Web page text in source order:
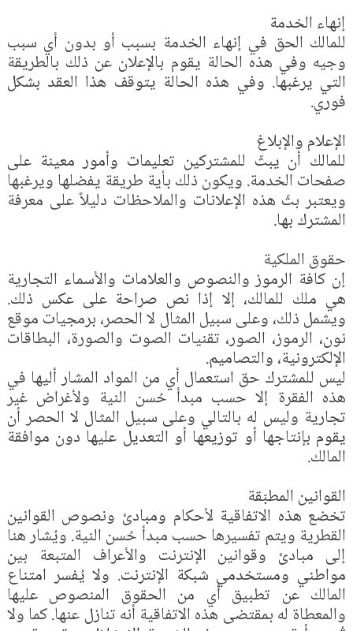
إنهاء الخدمة
للمالك الحق في إنهاء الخدمة بسبب أو بدون أي سبب
وجيه وفي هذه الحالة يقوم بالإعلان عن ذلك بالطريقة
التي يرغبها. وفي هذه الحالة يتوقف هذا العقد بشكل
فوري.‏
الإعلام والإبلاغ
للمالك أن يبثّ للمشتركين تعليمات وأمور معينة على
صفحات الخدمة. ويكون ذلك بأية طريقة يفضلها ويرغبها
ويعتبر بثّ هذه الإعلانات والملاحظات دليلاً على معرفة
المشترك بها.‏
حقوق الملكية
إن كافة الرموز والنصوص والعلامات والأسماء التجارية
هي ملك للمالك، إلا إذا نص صراحة على عكس ذلك.
ويشمل ذلك، وعلى سبيل المثال لا الحصر، برمجيات موقع
نون، الرموز، الصور، تقنيات الصوت والصورة، البطاقات
الإلكترونية، والتصاميم.‏
ليس للمشترك حق استعمال أي من المواد المشار أليها في
هذه الفقرة إلا حسب مبدأ حُسن النية ولأغراض غير
تجارية وليس له بالتالي وعلى سبيل المثال لا الحصر أن
يقوم بإنتاجها أو توزيعها أو التعديل عليها دون موافقة
المالك.‏
القوانين المطبّقة
تخضع هذه الاتفاقية لأحكام ومبادئ ونصوص القوانين
القطرية ويتم تفسيرها حسب مبدأ حُسن النية. ويُشار هنا
إلى مبادئ وقوانين الإنترنت والأعراف المتبعة بين
مواطني ومستخدمي شبكة الإنترنت. ولا يُفسر امتناع
المالك عن تطبيق أي من الحقوق المنصوص عليها
والمعطاة له بمقتضى هذه الاتفاقية أنه تنازل عنها. كما ولا